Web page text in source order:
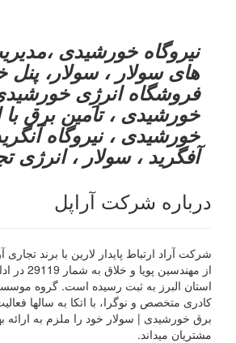
نیروگاه خورشیدی
های سولار ، سولار،
فروشگاه انرژِی
خورشیدی ، تامین برق با
خورشیدی ، نیروگاه
آفگرید ، سولار ، انرژی
درباره شرکت آراپل
شرکت آراد ارتباط پایدار لارین با برند
از مهندسین
استان البرز به ثبت رسیده است. گروه
کادری متخصص و نوگرا، با اتکا به سالها
برق خورشیدی | سولار خود را ملزم به ارائه
مشتریان میداند.